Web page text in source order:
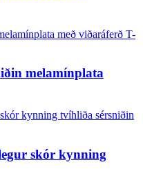
melamínplata
skór kynning